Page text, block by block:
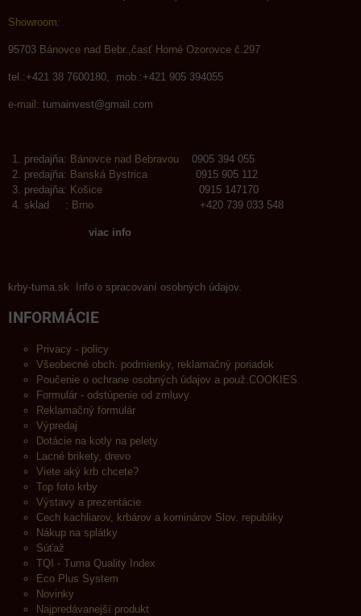
Showroom:
95703 Bánovce nad Bebr.,časť Horné Ozorovce č.297
tel.:+421 38 7600180, mob.:+421 905 394055
e-mail: tumainvest@gmail.com
predajňa: Bánovce nad Bebravou 0905 394 055
predajňa: Banská Bystrica 0915 905 112
predajňa: Košice 0915 147170
sklad : Brno +420 739 033 548
viac info
krby-tuma.sk Info o spracovaní osobných údajov.
INFORMÁCIE
Privacy - policy
Všeobecné obch. podmienky, reklamačný poriadok
Poučenie o ochrane osobných údajov a použ.COOKIES
Formulár - odstúpenie od zmluvy
Reklamačný formulár
Výpredaj
Dotácie na kotly na pelety
Lacné brikety, drevo
Viete aký krb chcete?
Top foto krby
Výstavy a prezentácie
Cech kachliarov, krbárov a kominárov Slov. republiky
Nákup na splátky
Súťaž
TQI - Tuma Quality Index
Eco Plus System
Novinky
Najpredávanejší produkt